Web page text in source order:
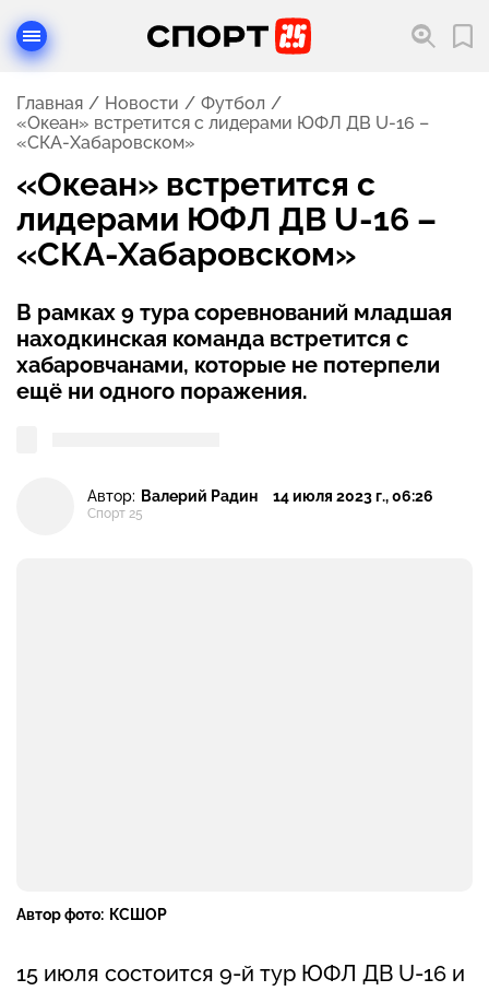
Главная Новости
Футбол
«Океан» встретится с лидерами ЮФЛ ДВ U-16 –
«СКА-Хабаровском»
«Океан» встретится с
лидерами ЮФЛ ДВ U-16 –
«СКА-Хабаровском»
В рамках 9 тура соревнований младшая
находкинская команда встретится с
хабаровчанами, которые не потерпели
ещё ни одного поражения.
Автор: Валерий Радин
Спорт 25
14 июля 2023 г., 06:26
Автор фото: КСШОР
15 июля состоится 9-й тур ЮФЛ ДВ U-16 и